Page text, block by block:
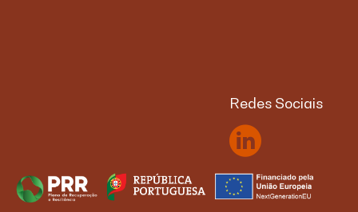
Redes Sociais